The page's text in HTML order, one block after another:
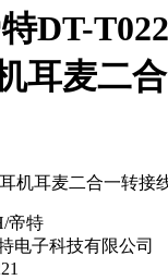
DT-
耳麦二
机耳麦二合一转接
帝特
电子科技有限公司